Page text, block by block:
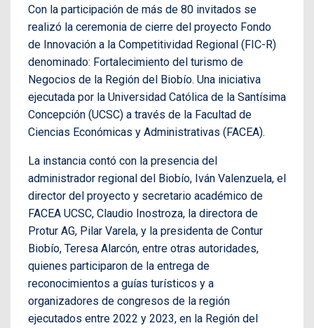
Con la participación de más de 80 invitados se
realizó la ceremonia de cierre del proyecto Fondo
de Innovación a la Competitividad Regional (FIC-R)
denominado: Fortalecimiento del turismo de
Negocios de la Región del Biobío. Una iniciativa
ejecutada por la Universidad Católica de la Santísima
Concepción (UCSC) a través de la Facultad de
Ciencias Económicas y Administrativas (FACEA).
La instancia contó con la presencia del
administrador regional del Biobío, Iván Valenzuela, el
director del proyecto y secretario académico de
FACEA UCSC, Claudio Inostroza, la directora de
Protur AG, Pilar Varela, y la presidenta de Contur
Biobío, Teresa Alarcón, entre otras autoridades,
quienes participaron de la entrega de
reconocimientos a guías turísticos y a
organizadores de congresos de la región
ejecutados entre 2022 y 2023, en la Región del